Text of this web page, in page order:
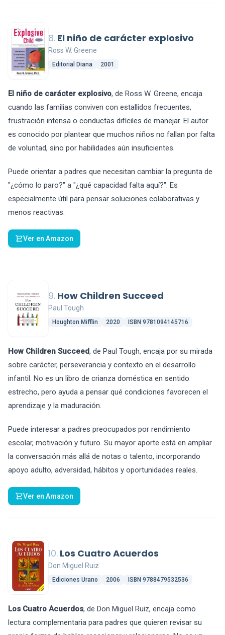
8. El niño de carácter explosivo
Ross W. Greene
Editorial Diana 2001
El niño de carácter explosivo, de Ross W. Greene, encaja
cuando las familias conviven con estallidos frecuentes,
frustración intensa o conductas difíciles de manejar. El autor
es conocido por plantear que muchos niños no fallan por falta
de voluntad, sino por habilidades aún insuficientes.
Puede orientar a padres que necesitan cambiar la pregunta de
"¿cómo lo paro?" a "¿qué capacidad falta aquí?". Es
especialmente útil para pensar soluciones colaborativas y
menos reactivas.
Ver en Amazon
9. How Children Succeed
Paul Tough
Houghton Mifflin 2020 ISBN 9781094145716
How Children Succeed, de Paul Tough, encaja por su mirada
sobre carácter, perseverancia y contexto en el desarrollo
infantil. No es un libro de crianza doméstica en sentido
estrecho, pero ayuda a pensar qué condiciones favorecen el
aprendizaje y la maduración.
Puede interesar a padres preocupados por rendimiento
escolar, motivación y futuro. Su mayor aporte está en ampliar
la conversación más allá de notas o talento, incorporando
apoyo adulto, adversidad, hábitos y oportunidades reales.
Ver en Amazon
10. Los Cuatro Acuerdos
Don Miguel Ruiz
Ediciones Urano 2006 ISBN 9788479532536
Los Cuatro Acuerdos, de Don Miguel Ruiz, encaja como
lectura complementaria para padres que quieren revisar su